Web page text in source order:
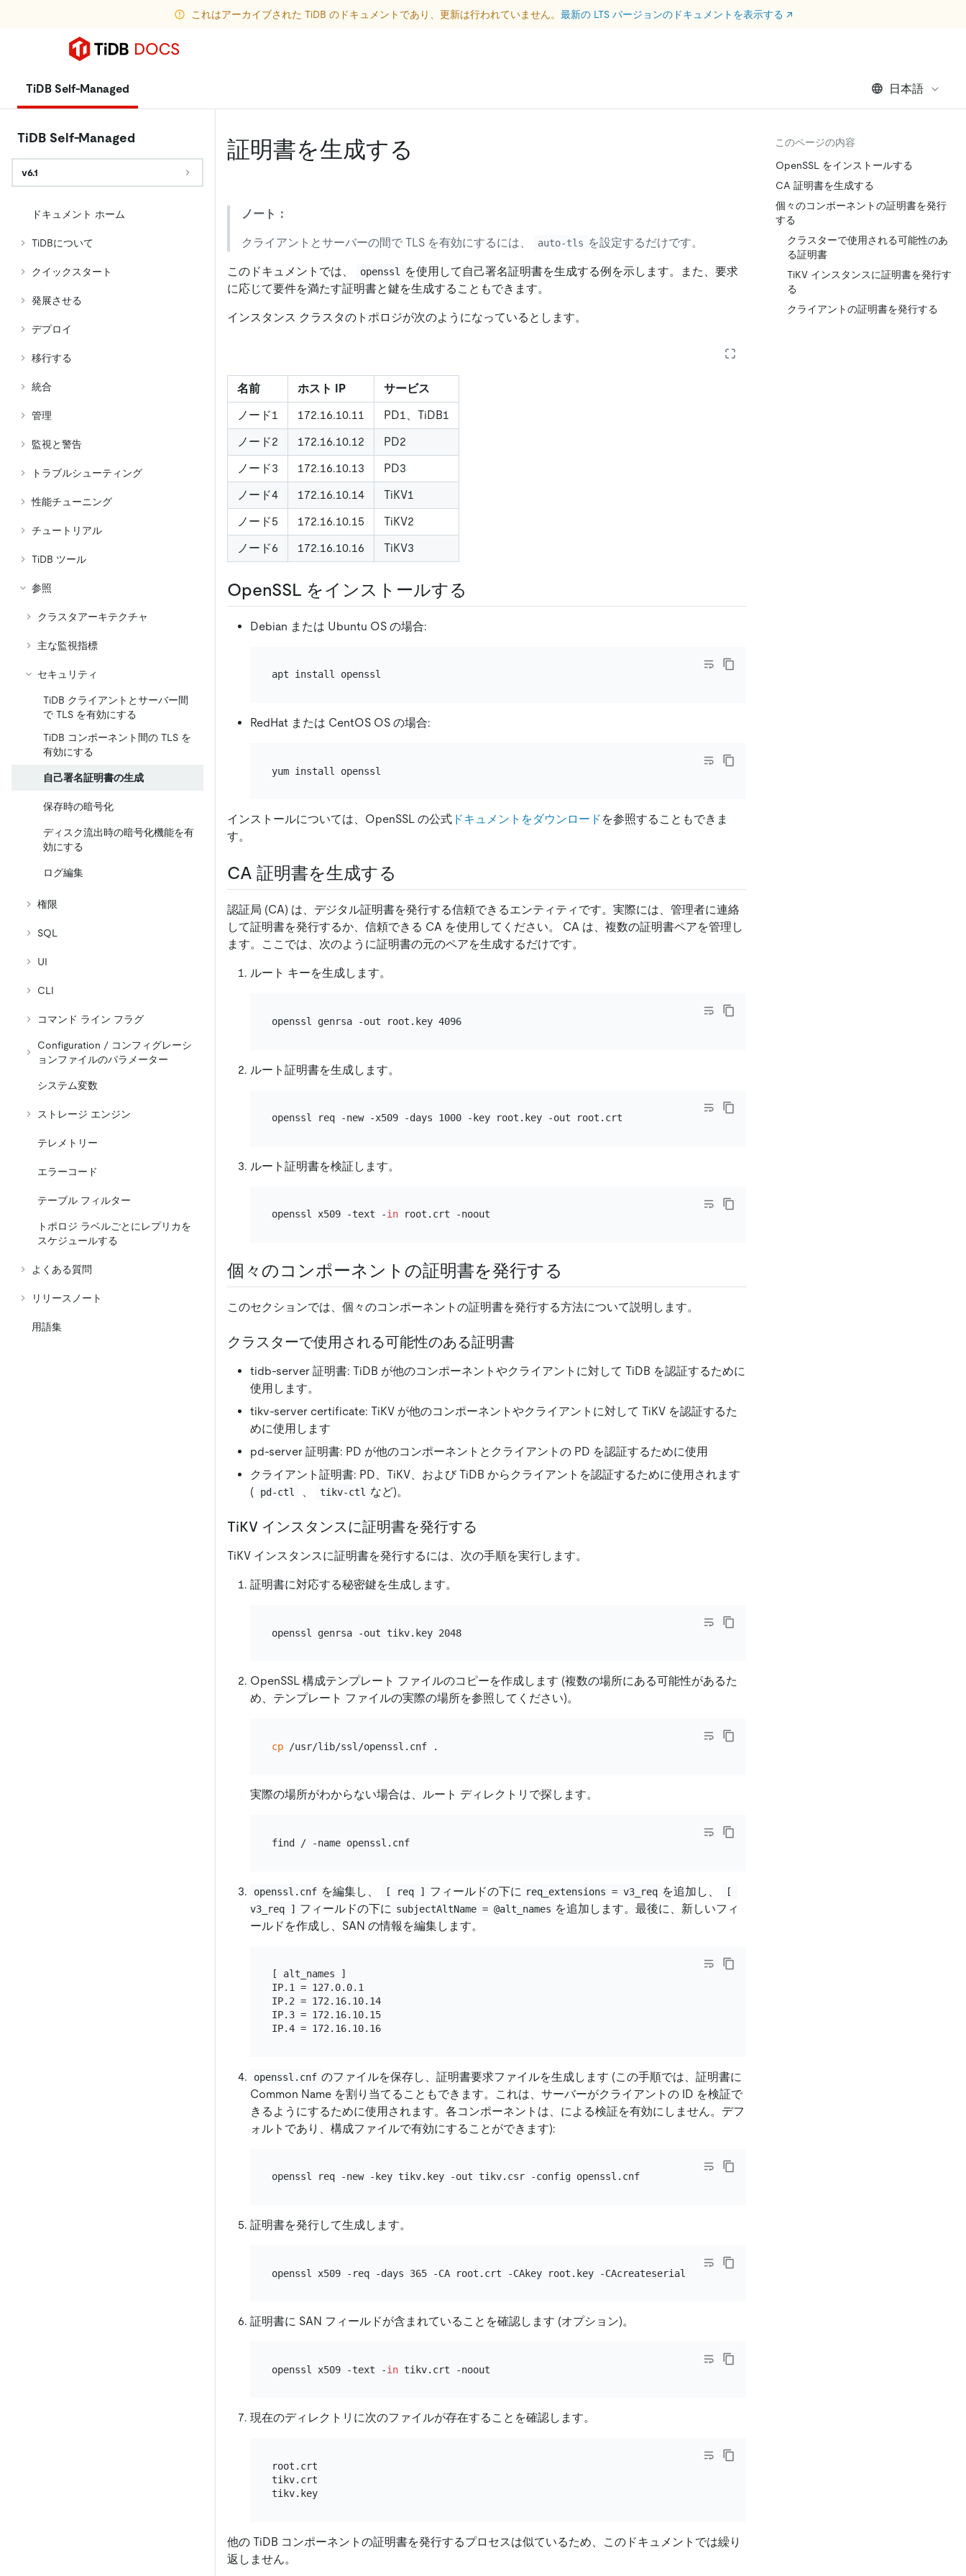
これはアーカイブされた TiDB のドキュメントであり、更新は行われていません。 最新の LTS バージョンのドキュメントを表示する ↗
TiDB Self-Managed 日本語
TiDB Self-Managed
v6.1
ドキュメント ホーム
TiDBについて
クイックスタート
発展させる
デプロイ
移行する
統合
管理
監視と警告
トラブルシューティング
性能チューニング
チュートリアル
TiDB ツール
参照
クラスタアーキテクチャ
主な監視指標
セキュリティ
TiDB クライアントとサーバー間
で TLS を有効にする
TiDB コンポーネント間の TLS を
有効にする
自己署名証明書の生成
保存時の暗号化
ディスク流出時の暗号化機能を有
効にする
ログ編集
権限
SQL
UI
CLI
コマンド ライン フラグ
Configuration / コンフィグレーシ
ョンファイルのパラメーター
システム変数
ストレージ エンジン
テレメトリー
エラーコード
テーブル フィルター
トポロジ ラベルごとにレプリカを
スケジュールする
よくある質問
リリースノート
用語集
証明書を生成する
ノート：
クライアントとサーバーの間で TLS を有効にするには、 auto-tls を設定するだけです。
このドキュメントでは、 openssl
を使用して自己署名証明書を生成する例を示します。また、要求
に応じて要件を満たす証明書と鍵を生成することもできます。
インスタンス クラスタのトポロジが次のようになっているとします。
名前 ホスト IP
サービス
ノード1
172.16.10.11
PD1、TiDB1
ノード2
172.16.10.12
PD2
ノード3
172.16.10.13
PD3
ノード4
172.16.10.14
TiKV1
ノード5
172.16.10.15
TiKV2
ノード6
172.16.10.16 TiKV3
OpenSSL をインストールする
Debian または Ubuntu OS の場合:
RedHat または CentOS OS の場合:
インストールについては、OpenSSL の公式 ドキュメントをダウンロード を参照することもできま
す。
CA 証明書を生成する
認証局 (CA) は、デジタル証明書を発行する信頼できるエンティティです。実際には、管理者に連絡
して証明書を発行するか、信頼できる CA を使用してください。 CA は、複数の証明書ペアを管理し
ます。ここでは、次のように証明書の元のペアを生成するだけです。
ルート キーを生成します。
openssl genrsa -out root.key 4096
ルート証明書を生成します。
ルート証明書を検証します。
openssl x509 -text -in
個々のコンポーネントの証明書を発行する
このセクションでは、個々のコンポーネントの証明書を発行する方法について説明します。
クラスターで使用される可能性のある証明書
tidb-server 証明書: TiDB が他のコンポーネントやクライアントに対して TiDB を認証するために
使用します。
tikv-server certificate: TiKV が他のコンポーネントやクライアントに対して TiKV を認証するた
めに使用します
pd-server 証明書: PD が他のコンポーネントとクライアントの PD を認証するために使用
クライアント証明書: PD、TiKV、および TiDB からクライアントを認証するために使用されます
(
pd-ctl 、 tikv-ctl など)。
TiKV インスタンスに証明書を発行する
TiKV インスタンスに証明書を発行するには、次の手順を実行します。
証明書に対応する秘密鍵を生成します。
openssl genrsa -out tikv.key 2048
OpenSSL 構成テンプレート ファイルのコピーを作成します (複数の場所にある可能性があるた
め、テンプレート ファイルの実際の場所を参照してください)。
cp
実際の場所がわからない場合は、ルート ディレクトリで探します。
find / -name openssl.cnf
openssl.cnf を編集し、 [ req ] フィールドの下に req_extensions = v3_req を追加し、
[
v3_req ]
フィールドの下に subjectAltName = @alt_names を追加します。最後に、新しいフィ
ールドを作成し、SAN の情報を編集します。
[ alt_names ]
IP.1 = 127.0.0.1
IP.2 = 172.16.10.14
IP.3 = 172.16.10.15
IP.4 = 172.16.10.16
openssl.cnf のファイルを保存し、証明書要求ファイルを生成します (この手順では、証明書に
Common Name を割り当てることもできます。これは、サーバーがクライアントの ID を検証で
きるようにするために使用されます。各コンポーネントは、による検証を有効にしません。デフ
ォルトであり、構成ファイルで有効にすることができます):
openssl req -new -key tikv.key -out tikv.csr -config openssl.cnf
証明書を発行して生成します。
openssl x509 -req -days 365 -CA root.crt -CAkey root.key -CAcreateserial -
証明書に SAN フィールドが含まれていることを確認します (オプション)。
openssl x509 -text -in
現在のディレクトリに次のファイルが存在することを確認します。
root.crt
tikv.crt
tikv.key
他の TiDB コンポーネントの証明書を発行するプロセスは似ているため、このドキュメントでは繰り
返しません。
このページの内容
OpenSSL をインストールする
CA 証明書を生成する
個々のコンポーネントの証明書を発行
する
クラスターで使用される可能性のあ
る証明書
TiKV インスタンスに証明書を発行す
る
クライアントの証明書を発行する